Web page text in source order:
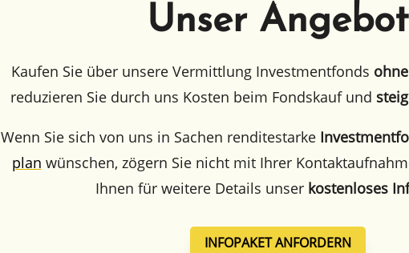
Unser Angebot
Kaufen Sie über unsere Vermitt­lung Invest­ment­fonds
reduzie­ren Sie durch uns Kosten beim Fonds­kauf und
Wenn Sie sich von uns in Sachen rendi­te­star­ke
plan wünschen, zögern Sie nicht mit Ihrer
Ihnen für weite­re Details unser kosten­lo­ses
INFOPAKET ANFORDERN